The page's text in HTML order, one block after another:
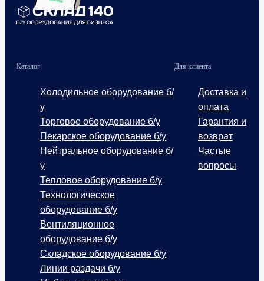
Каталог
Холодильное оборудование б/
у
Торговое оборудование б/у
Пекарское оборудование б/у
Нейтральное оборудование б/
у
Тепловое оборудование б/у
Технологическое
оборудование б/у
Вентиляционное
оборудование б/у
Складское оборудование б/у
Линии раздачи б/у
Для клиента
Доставка и
оплата
Гарантия и
возврат
Частые
вопросы